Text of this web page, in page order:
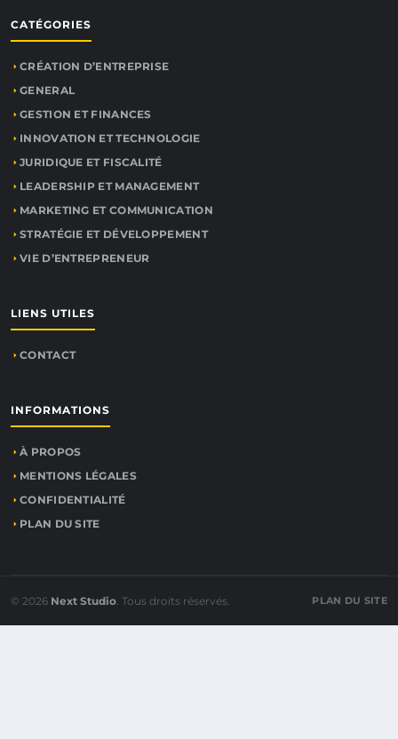
CATÉGORIES
CRÉATION D’ENTREPRISE
GENERAL
GESTION ET FINANCES
INNOVATION ET TECHNOLOGIE
JURIDIQUE ET FISCALITÉ
LEADERSHIP ET MANAGEMENT
MARKETING ET COMMUNICATION
STRATÉGIE ET DÉVELOPPEMENT
VIE D’ENTREPRENEUR
LIENS UTILES
CONTACT
INFORMATIONS
À PROPOS
MENTIONS LÉGALES
CONFIDENTIALITÉ
PLAN DU SITE
© 2026 Next Studio. Tous droits réservés. PLAN DU SITE